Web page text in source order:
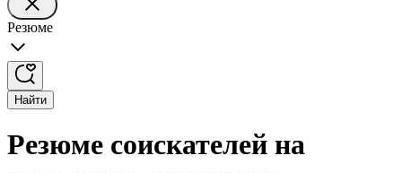
Резюме
Найти
Резюме соискателей на